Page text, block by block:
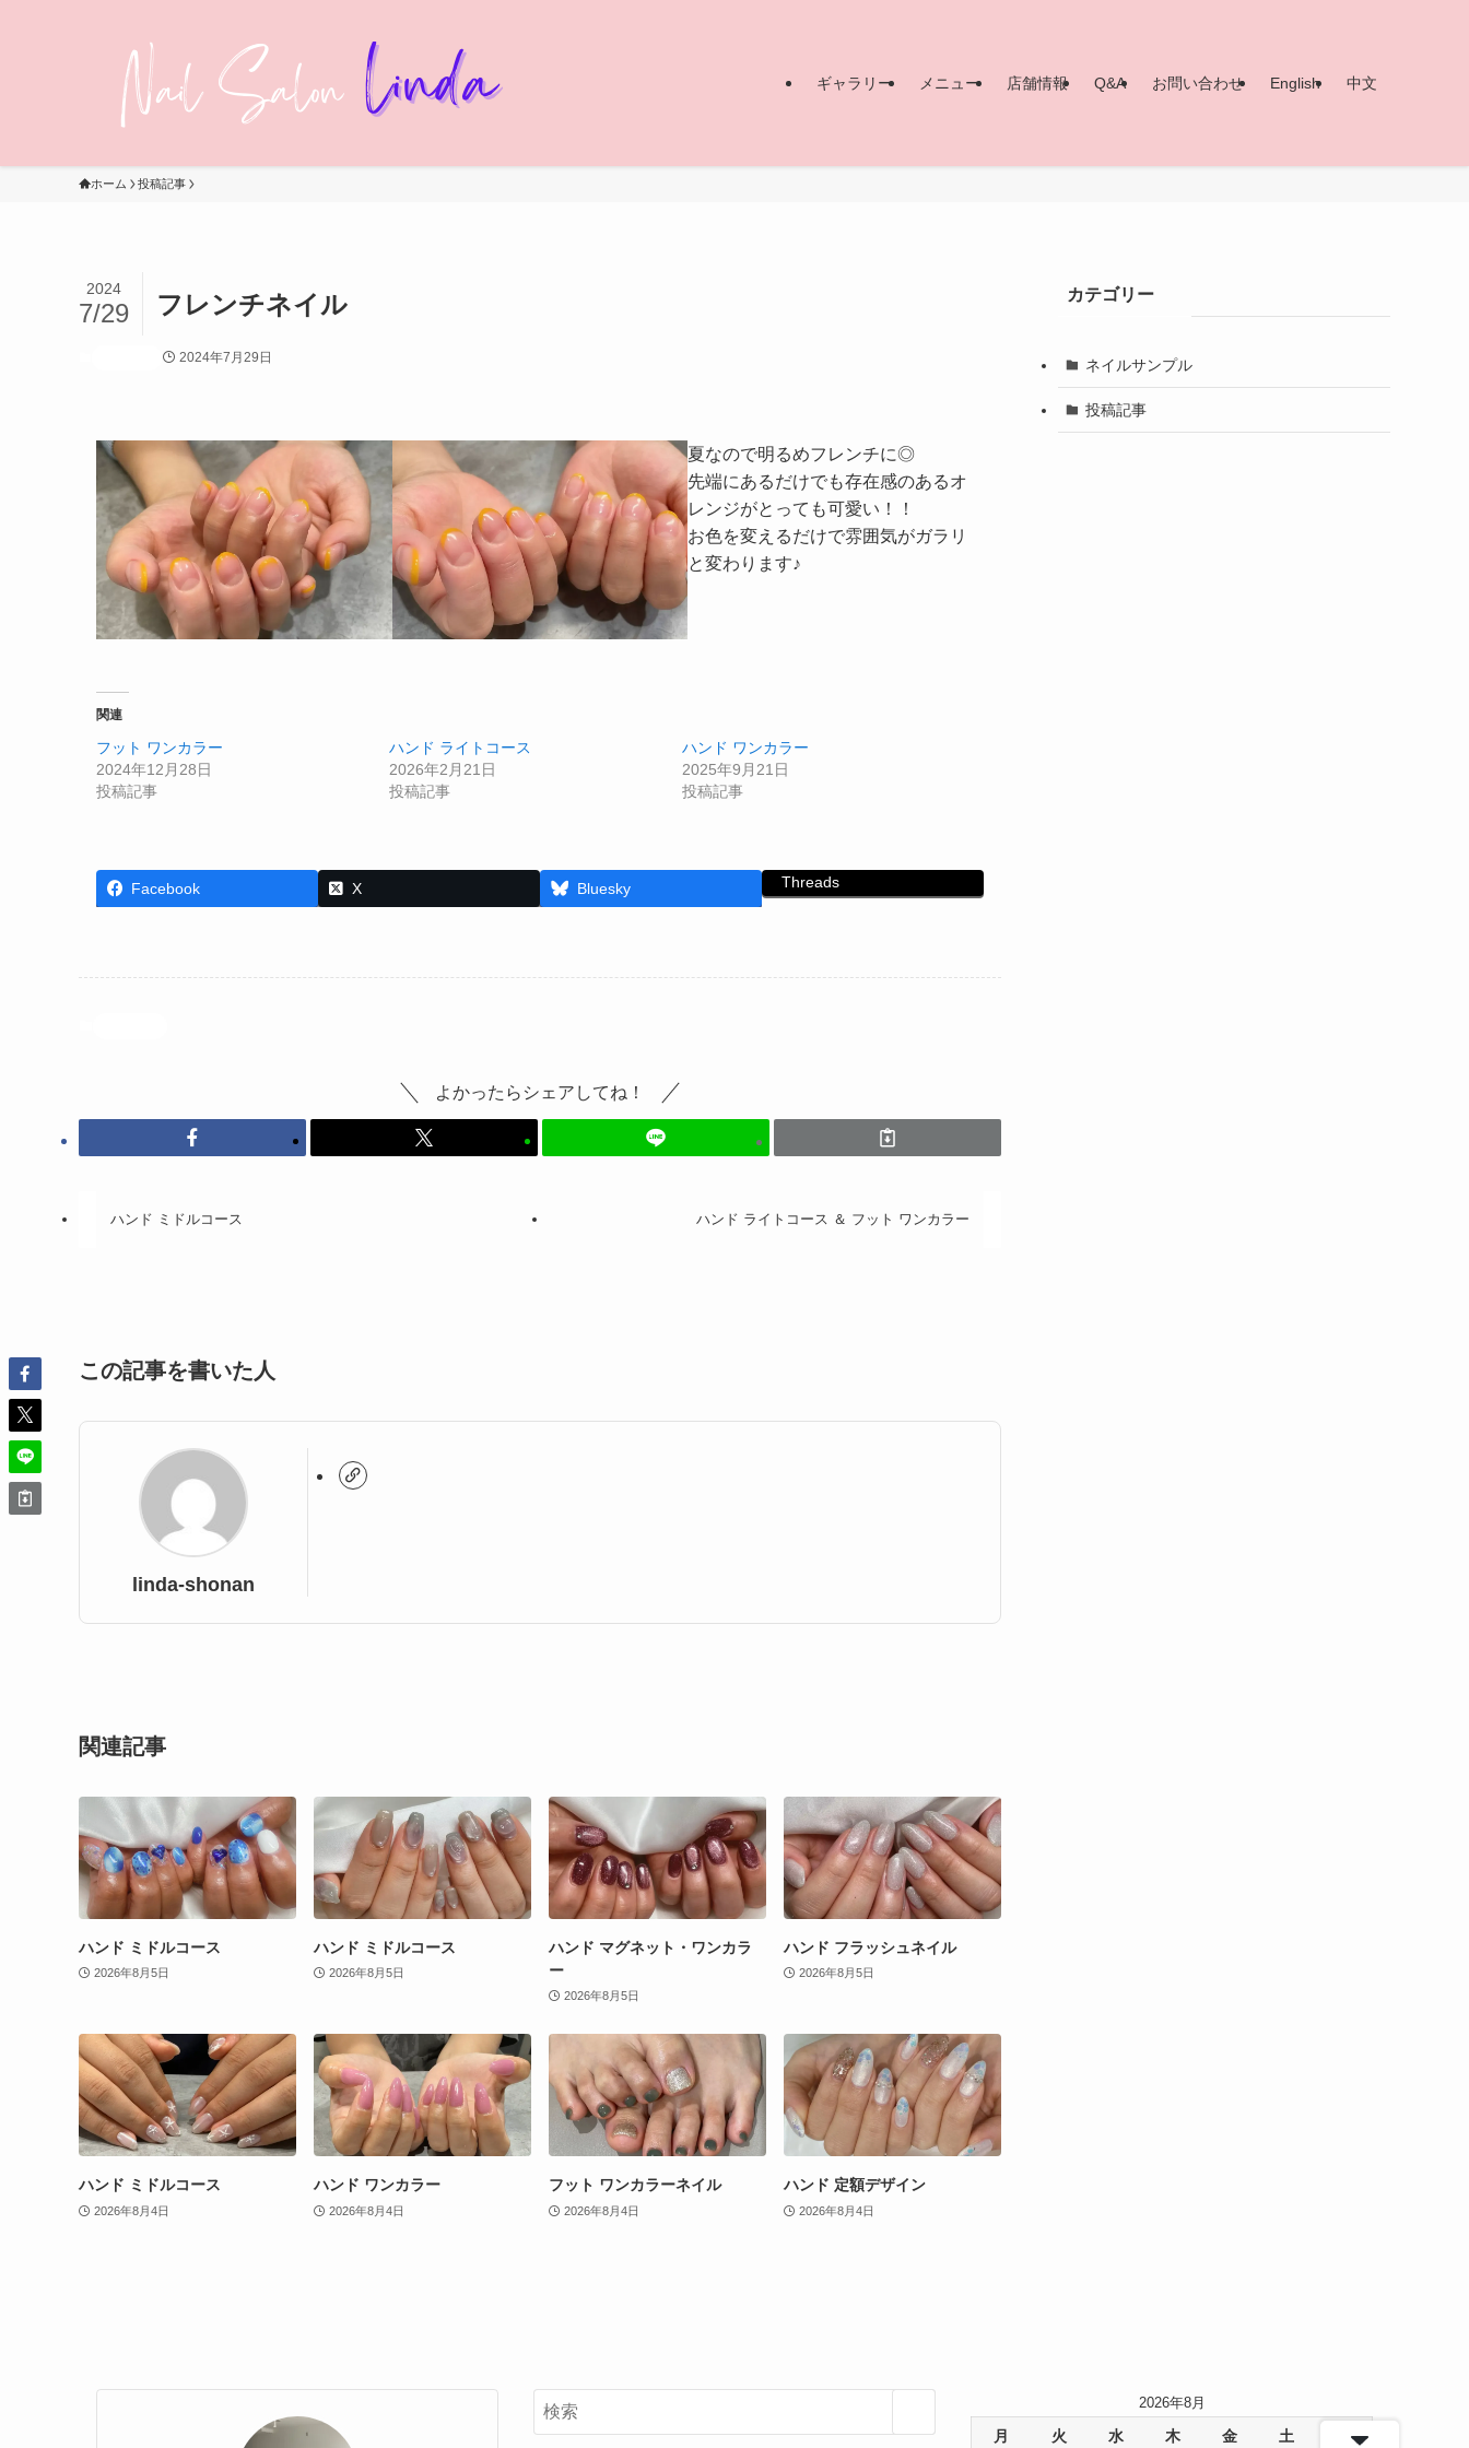
ギャラリー メニュー 店舗情報 Q&A お問い合わせ English 中文
ホーム 投稿記事
フレンチネイル
2024
7/29
2024年7月29日
夏なので明るめフレンチに◎
先端にあるだけでも存在感のあるオ
レンジがとっても可愛い！！
お色を変えるだけで雰囲気がガラリ
と変わります♪
関連
フット ワンカラー
2024年12月28日
投稿記事
ハンド ライトコース
2026年2月21日
投稿記事
ハンド ワンカラー
2025年9月21日
投稿記事
Facebook X Bluesky Threads
よかったらシェアしてね！
ハンド ミドルコース ハンド ライトコース ＆ フット ワンカラー
この記事を書いた人
linda-shonan
関連記事
ハンド ミドルコース
2026年8月5日
ハンド ミドルコース
2026年8月5日
ハンド マグネット・ワンカラ
ー
2026年8月5日
ハンド フラッシュネイル
2026年8月5日
ハンド ミドルコース
2026年8月4日
ハンド ワンカラー
2026年8月4日
フット ワンカラーネイル
2026年8月4日
ハンド 定額デザイン
2026年8月4日
カテゴリー
ネイルサンプル
投稿記事
2026年8月
月 火 水 木 金 土